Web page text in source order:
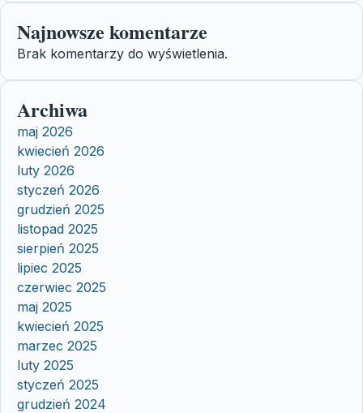
Najnowsze komentarze
Brak komentarzy do wyświetlenia.
Archiwa
maj 2026
kwiecień 2026
luty 2026
styczeń 2026
grudzień 2025
listopad 2025
sierpień 2025
lipiec 2025
czerwiec 2025
maj 2025
kwiecień 2025
marzec 2025
luty 2025
styczeń 2025
grudzień 2024